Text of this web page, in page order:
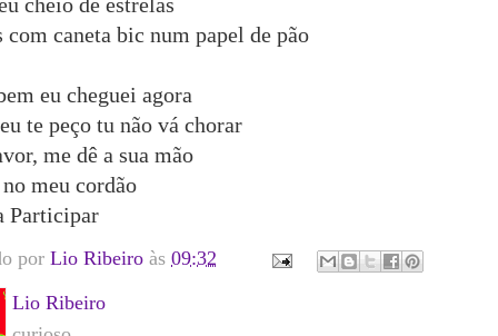
com caneta bic num papel de pão
eu cheguei agora
te peço tu não vá chorar
me dê a sua mão
meu cordão
Participar
por Lio Ribeiro às 09:32
Lio Ribeiro